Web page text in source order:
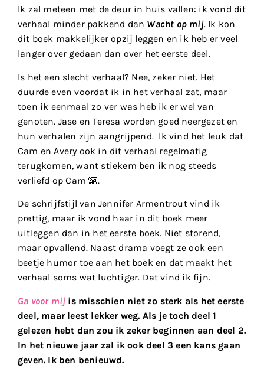
Ik zal meteen met de deur in huis vallen: ik vond dit
verhaal minder pakkend dan Wacht op mij. Ik kon
dit boek makkelijker opzij leggen en ik heb er veel
langer over gedaan dan over het eerste deel.
Is het een slecht verhaal? Nee, zeker niet. Het
duurde even voordat ik in het verhaal zat, maar
toen ik eenmaal zo ver was heb ik er wel van
genoten. Jase en Teresa worden goed neergezet en
hun verhalen zijn aangrijpend. Ik vind het leuk dat
Cam en Avery ook in dit verhaal regelmatig
terugkomen, want stiekem ben ik nog steeds
verliefd op Cam 🙈.
De schrijfstijl van Jennifer Armentrout vind ik
prettig, maar ik vond haar in dit boek meer
uitleggen dan in het eerste boek. Niet storend,
maar opvallend. Naast drama voegt ze ook een
beetje humor toe aan het boek en dat maakt het
verhaal soms wat luchtiger. Dat vind ik fijn.
Ga voor mij is misschien niet zo sterk als het eerste
deel, maar leest lekker weg. Als je toch deel 1
gelezen hebt dan zou ik zeker beginnen aan deel 2.
In het nieuwe jaar zal ik ook deel 3 een kans gaan
geven. Ik ben benieuwd.